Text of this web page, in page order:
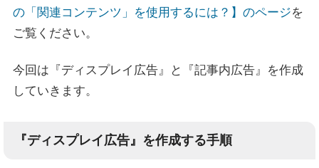
の「関連コンテンツ」を使用するには？】のページを
ご覧ください。
今回は『ディスプレイ広告』と『記事内広告』を作成
していきます。
『ディスプレイ広告』を作成する手順